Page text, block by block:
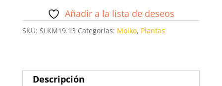
cantidad
Añadir a la lista de deseos
SKU: SLKM19.13 Categorías: Moiko, Plantas
Descripción